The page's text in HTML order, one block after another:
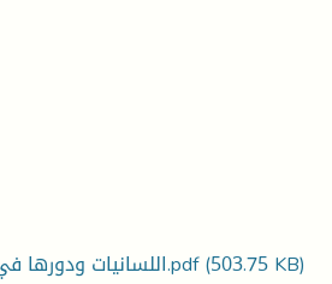
اللسانيات ودورها في إنتاج المصطلح النقدي.pdf(503.75 KB)